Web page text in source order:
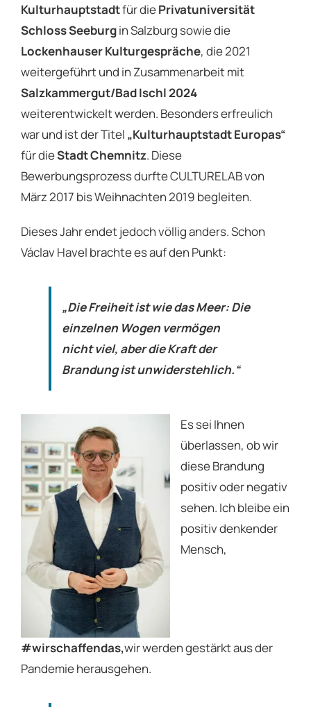
Kulturhauptstadtfür diePrivatuniversität
Schloss Seeburgin Salzburg sowie die
Lockenhauser Kulturgespräche, die 2021
weitergeführt und in Zusammenarbeit mit
Salzkammergut/Bad Ischl 2024
weiterentwickelt werden. Besonders erfreulich
war und ist der Titel „Kulturhauptstadt Europas“
für dieStadt Chemnitz. Diese
Bewerbungsprozess durfte CULTURELAB von
März 2017 bis Weihnachten 2019 begleiten.
Dieses Jahr endet jedoch völlig anders. Schon
Václav Havel brachte es auf den Punkt:
„Die Freiheit ist wie das Meer: Die
einzelnen Wogen vermögen
nicht viel, aber die Kraft der
Brandung ist unwiderstehlich.“
Es sei Ihnen
überlassen, ob wir
diese Brandung
positiv oder negativ
sehen. Ich bleibe ein
positiv denkender
Mensch,
#wirschaffendas,wir werden gestärkt aus der
Pandemie herausgehen.